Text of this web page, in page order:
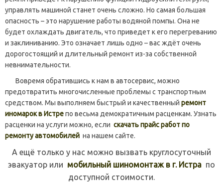
управлять машиной станет очень сложно. Но самая большая
опасность – это нарушение работы водяной помпы. Она не
будет охлаждать двигатель, что приведет к его перегреванию
и заклиниванию. Это означает лишь одно – вас ждёт очень
дорогостоящий и длительный ремонт из-за собственной
невнимательности.
Вовремя обратившись к нам в автосервис, можно
предотвратить многочисленные проблемы с транспортным
средством. Мы выполняем быстрый и качественный ремонт
иномарок в Истрепо весьма демократичным расценкам. Узнать
расценки на услуги можно, если скачать прайс работ по
ремонту автомобилей на нашем сайте.
А ещё только у нас можно вызвать круглосуточный
эвакуатор или мобильный шиномонтаж в г. Истра по
доступной стоимости.